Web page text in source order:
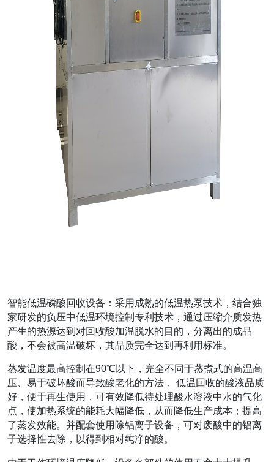
智能低温磷酸回收设备：采用成熟的低温热泵技术，结合独
家研发的负压中低温环境控制专利技术，通过压缩介质发热
产生的热源达到对回收酸加温脱水的目的，分离出的成品
酸，不会被高温破坏，其品质完全达到再利用标准。
蒸发温度最高控制在90℃以下，完全不同于蒸煮式的高温高
压、易于破坏酸而导致酸老化的方法， 低温回收的酸液品质
好，便于再生使用，可有效降低待处理酸水溶液中水的气化
点，使加热系统的能耗大幅降低，从而降低生产成本；提高
了蒸发效能。并配套使用除铝离子设备，可对废酸中的铝离
子选择性去除，以得到相对纯净的酸。